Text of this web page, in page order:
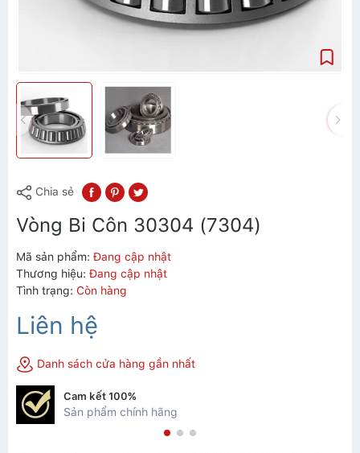
Chia sẻ
Vòng Bi Côn 30304 (7304)
Mã sản phẩm: Đang cập nhật
Thương hiệu: Đang cập nhật
Tình trạng: Còn hàng
Liên hệ
Danh sách cửa hàng gần nhất
Cam kết 100%
Sản phẩm chính hãng